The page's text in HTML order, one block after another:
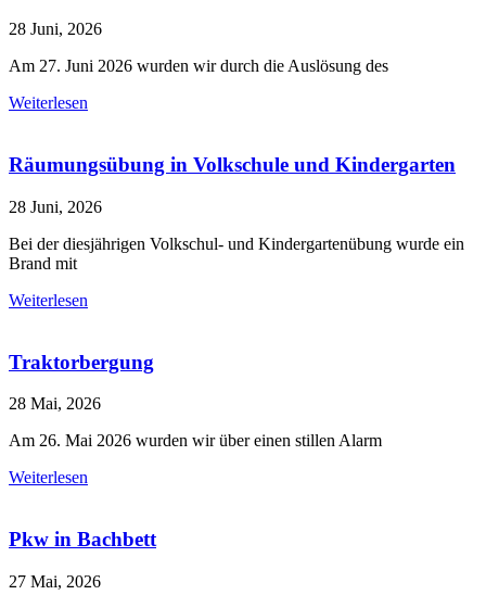
28 Juni, 2026
Am 27. Juni 2026 wurden wir durch die Auslösung des
Weiterlesen
Räumungsübung in Volkschule und Kindergarten
28 Juni, 2026
Bei der diesjährigen Volkschul- und Kindergartenübung wurde ein
Brand mit
Weiterlesen
Traktorbergung
28 Mai, 2026
Am 26. Mai 2026 wurden wir über einen stillen Alarm
Weiterlesen
Pkw in Bachbett
27 Mai, 2026